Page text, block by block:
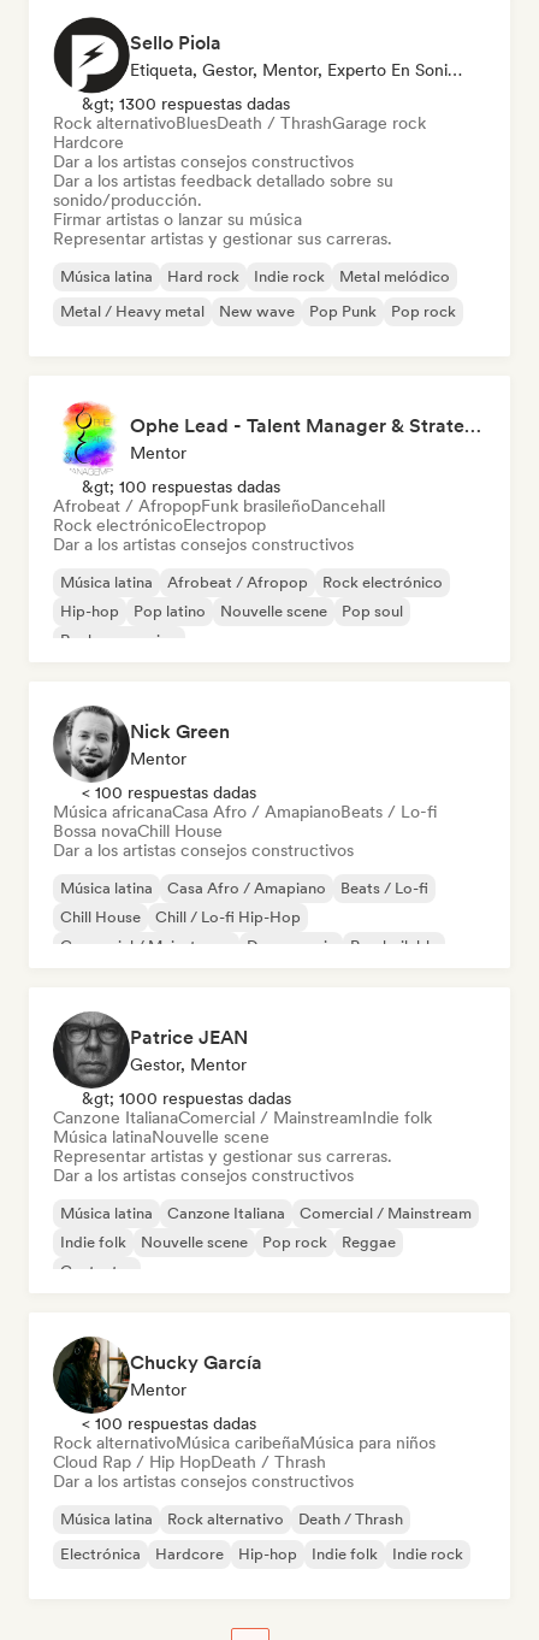
Sello Piola
Etiqueta, Gestor, Mentor, Experto En Sonido
&gt; 1300 respuestas dadas
Rock alternativoBluesDeath / ThrashGarage rock
Hardcore
Dar a los artistas consejos constructivos
Dar a los artistas feedback detallado sobre su
sonido/producción.
Firmar artistas o lanzar su música
Representar artistas y gestionar sus carreras.
Música latina Hard rock Indie rock
Metal melódico
Metal / Heavy metal
New wave Pop Punk Pop rock
Ophe Lead - Talent Manager & Strategy Consulting
Mentor
&gt; 100 respuestas dadas
Afrobeat / AfropopFunk brasileñoDancehall
Rock electrónicoElectropop
Dar a los artistas consejos constructivos
Música latina Afrobeat / Afropop
Rock electrónico
Hip-hop
Pop latino Nouvelle scene
Pop soul
Rock progresivo
Nick Green
Mentor
< 100 respuestas dadas
Música africanaCasa Afro / AmapianoBeats / Lo-fi
Bossa novaChill House
Dar a los artistas consejos constructivos
Música latina Casa Afro / Amapiano
Beats / Lo-fi
Chill House
Chill / Lo-fi Hip-Hop
Comercial / Mainstream
Dance music Pop bailable
Patrice JEAN
Gestor, Mentor
&gt; 1000 respuestas dadas
Canzone ItalianaComercial / MainstreamIndie folk
Música latinaNouvelle scene
Representar artistas y gestionar sus carreras.
Dar a los artistas consejos constructivos
Música latina Canzone Italiana
Comercial / Mainstream
Indie folk
Nouvelle scene Pop rock
Reggae
Cantautor
Chucky García
Mentor
< 100 respuestas dadas
Rock alternativoMúsica caribeñaMúsica para niños
Cloud Rap / Hip HopDeath / Thrash
Dar a los artistas consejos constructivos
Música latina Rock alternativo
Death / Thrash
Electrónica
Hardcore Hip-hop Indie folk Indie rock